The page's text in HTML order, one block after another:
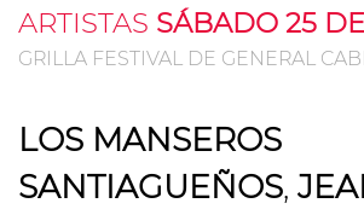
ARTISTAS SÁBADO 25
GRILLA FESTIVAL DE GENERAL
LOS MANSEROS
SANTIAGUEÑOS,